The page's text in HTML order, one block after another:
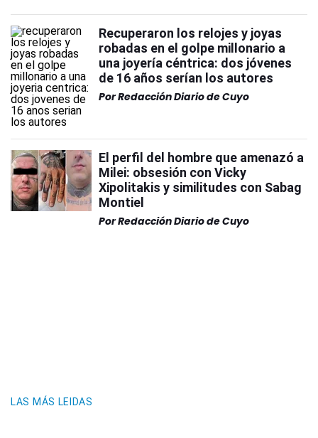
Recuperaron los relojes y joyas
robadas en el golpe millonario a
una joyería céntrica: dos jóvenes
de 16 años serían los autores
PorRedacción Diario de Cuyo
El perfil del hombre que amenazó a
Milei: obsesión con Vicky
Xipolitakis y similitudes con Sabag
Montiel
PorRedacción Diario de Cuyo
LAS MÁS LEIDAS